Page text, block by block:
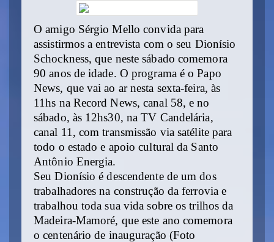
O amigo Sérgio Mello convida para
assistirmos a entrevista com o seu Dionísio
Schockness, que neste sábado comemora
90 anos de idade. O programa é o Papo
News, que vai ao ar nesta sexta-feira, às
11hs na Record News, canal 58, e no
sábado, às 12hs30, na TV Candelária,
canal 11, com transmissão via satélite para
todo o estado e apoio cultural da Santo
Antônio Energia.
Seu Dionísio é descendente de um dos
trabalhadores na construção da ferrovia e
trabalhou toda sua vida sobre os trilhos da
Madeira-Mamoré, que este ano comemora
o centenário de inauguração (Foto